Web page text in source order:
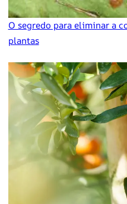
O segredo para eliminar a
plantas